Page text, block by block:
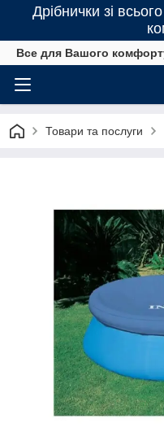
Дрібнички зі
Все для Вашого
Товари та послуги